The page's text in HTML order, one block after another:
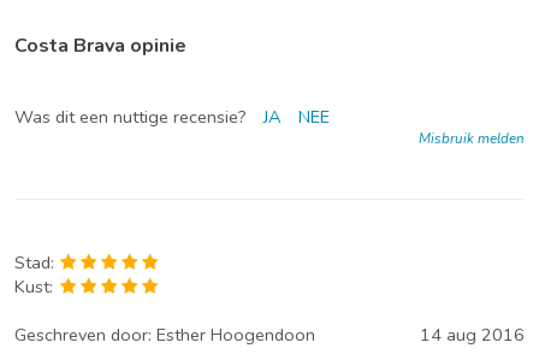
Costa Brava opinie
Was dit een nuttige recensie? JA NEE
Misbruik melden
Stad:
Kust:
Geschreven door: Esther Hoogendoon 14 aug 2016